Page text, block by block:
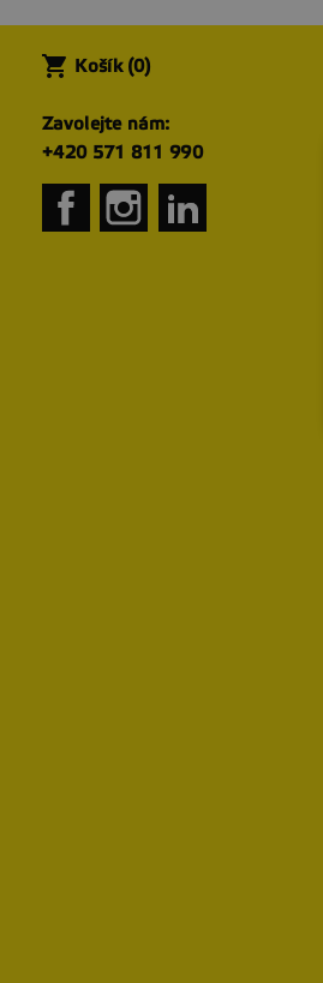
shopping_cart Košík (0)
Zavolejte nám:
+420 571 811 990
FacebookInstagram